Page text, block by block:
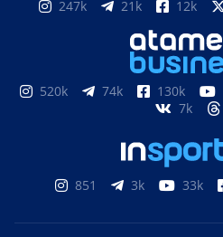
247k 21k 12k
520k 74k 130k
7k
851 3k 33k